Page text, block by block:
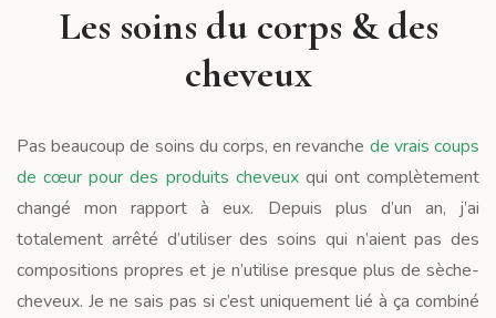
Les soins du corps & des
cheveux
Pas beaucoup de soins du corps, en revanche de vrais coups
de cœur pour des produits cheveuxqui ont complètement
changé mon rapport à eux. Depuis plus d’un an, j’ai
totalement arrêté d’utiliser des soins qui n’aient pas des
compositions propres et je n’utilise presque plus de sèche-
cheveux. Je ne sais pas si c’est uniquement lié à ça combiné